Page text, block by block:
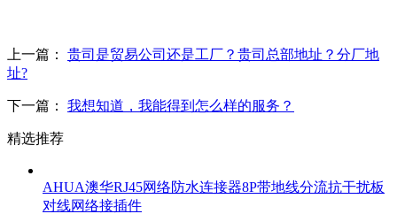
上一篇：
贵司是贸易公司还是工厂？贵司总部地址？分厂地
址?
下一篇： 我想知道，我能得到怎么样的服务？
精选推荐
AHUA澳华RJ45网络防水连接器8P带地线分流抗干扰板
对线网络接插件